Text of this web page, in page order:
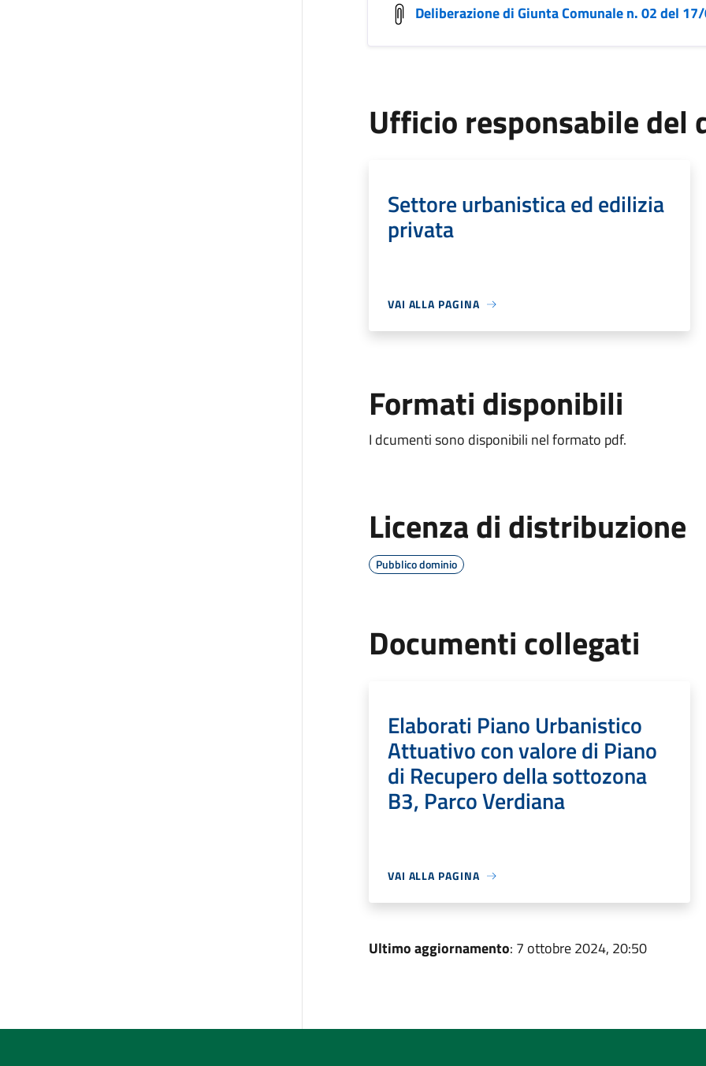
Deliberazione di Giunta Comunale n. 02 del
Ufficio responsabile del
Settore urbanistica ed edilizia
privata
VAI ALLA PAGINA
Formati disponibili
I dcumenti sono disponibili nel formato pdf.
Licenza di distribuzione
Pubblico dominio
Documenti collegati
Elaborati Piano Urbanistico
Attuativo con valore di Piano
di Recupero della sottozona
B3, Parco Verdiana
VAI ALLA PAGINA
Ultimo aggiornamento: 7 ottobre 2024, 20:50